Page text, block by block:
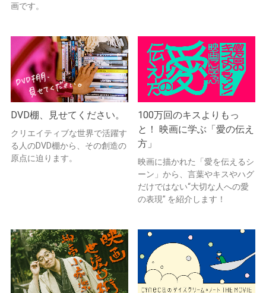
画です。
DVD棚、見せてください。
クリエイティブな世界で活躍す
る人のDVD棚から、その創造の
原点に迫ります。
100万回のキスよりもっ
と！ 映画に学ぶ「愛の伝え
方」
映画に描かれた「愛を伝えるシ
ーン」から、言葉やキスやハグ
だけではない“大切な人への愛
の表現” を紹介します！